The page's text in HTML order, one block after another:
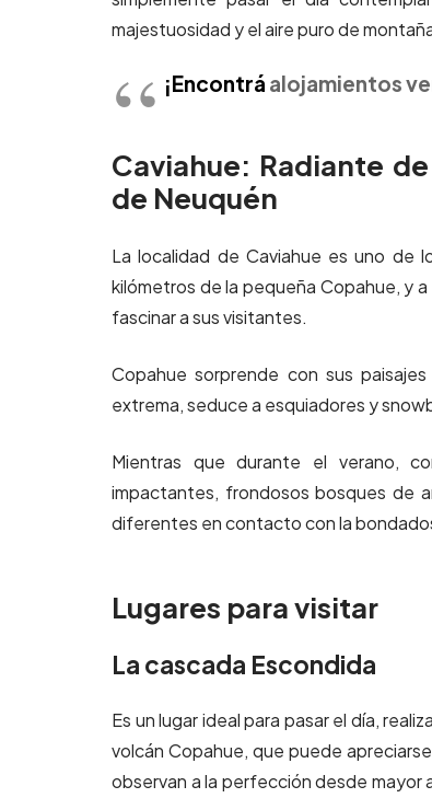
majestuosidad y el aire puro de
¡Encontrá alojamientos
Caviahue: Radiante
de Neuquén
La localidad de Caviahue es uno de
kilómetros de la pequeña Copahue, y
fascinar a sus visitantes.
Copahue sorprende con sus
extrema, seduce a esquiadores y
Mientras que durante el verano,
impactantes, frondosos bosques de
diferentes en contacto con la
Lugares para visitar
La cascada Escondida
Es un lugar ideal para pasar el día,
volcán Copahue, que puede
observan a la perfección desde mayor